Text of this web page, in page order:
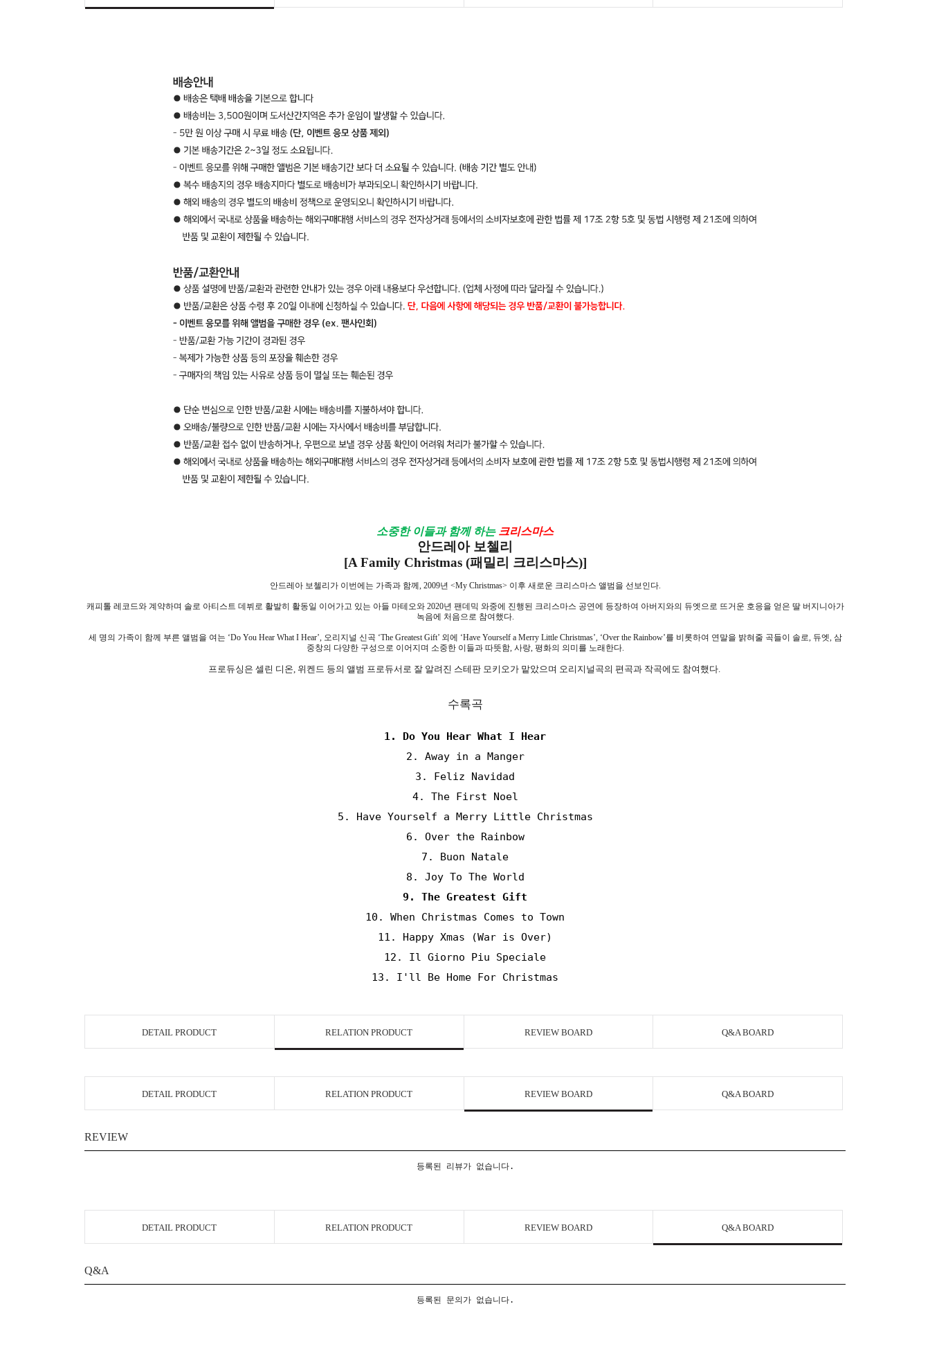
소중한 이들과 함께 하는 크리스마스
안드레아 보첼리
[A Family Christmas (패밀리 크리스마스)]
안드레아 보첼리가 이번에는 가족과 함께, 2009년 <My Christmas> 이후 새로운 크리스마스 앨범을 선보인다.
캐피톨 레코드와 계약하며 솔로 아티스트 데뷔로 활발히 활동일 이어가고 있는 아들 마테오와 2020년 팬데믹 와중에 진행된 크리스마스 공연에 등장하여 아버지와의 듀엣으로 뜨거운 호응을 얻은 딸 버지니아가
녹음에 처음으로 참여했다.
세 명의 가족이 함께 부른 앨범을 여는 ‘Do You Hear What I Hear’, 오리지널 신곡 ‘The Greatest Gift’ 외에 ‘Have Yourself a Merry Little Christmas’, ‘Over the Rainbow’를 비롯하여 연말을 밝혀줄 곡들이 솔로, 듀엣, 삼
중창의 다양한 구성으로 이어지며 소중한 이들과 따뜻함, 사랑, 평화의 의미를 노래한다.
프로듀싱은 셀린 디온 위켄드 등의 앨범 프로듀서로 잘 알려진 스테판 모키오가 맡았으며 오리지널곡의 편곡과 작곡에도 참여했다.
수록곡
1. Do You Hear What I Hear
2. Away in a Manger
3. Feliz Navidad
4. The First Noel
5. Have Yourself a Merry Little Christmas
6. Over the Rainbow
7. Buon Natale
8. Joy To The World
9. The Greatest Gift
10. When Christmas Comes to Town
11. Happy Xmas (War is Over)
12. Il Giorno Piu Speciale
13. I'll Be Home For Christmas
DETAIL PRODUCT RELATION PRODUCT REVIEW BOARD Q&A BOARD
DETAIL PRODUCT RELATION PRODUCT REVIEW BOARD Q&A BOARD
REVIEW
등록된 리뷰가 없습니다.
DETAIL PRODUCT RELATION PRODUCT REVIEW BOARD Q&A BOARD
Q&A
등록된 문의가 없습니다.